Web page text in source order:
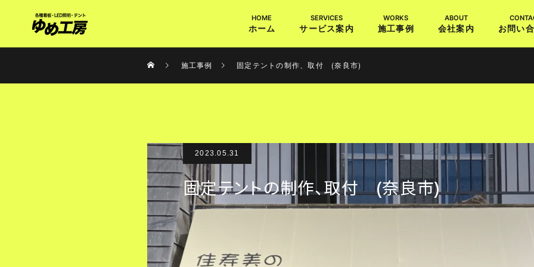
ホーム サービス案内 施工事例 会社案内 お問い
施工事例 固定テントの制作、取付 (奈良市)
2023.05.31
固定テントの制作、取付 (奈良市)